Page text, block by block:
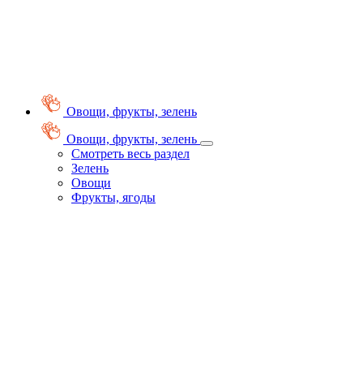
Овощи, фрукты, зелень
Овощи, фрукты, зелень
Смотреть весь раздел
Зелень
Овощи
Фрукты, ягоды